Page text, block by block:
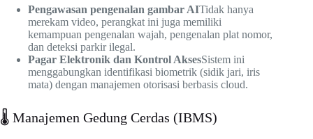
Pengawasan pengenalan gambar AITidak hanya
merekam video, perangkat ini juga memiliki
kemampuan pengenalan wajah, pengenalan plat nomor,
dan deteksi parkir ilegal.
Pagar Elektronik dan Kontrol AksesSistem ini
menggabungkan identifikasi biometrik (sidik jari, iris
mata) dengan manajemen otorisasi berbasis cloud.
🌡️ Manajemen Gedung Cerdas (IBMS)